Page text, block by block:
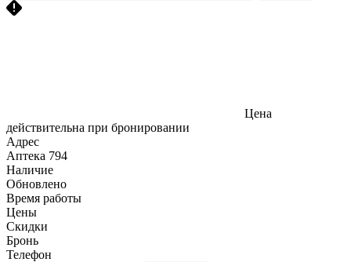
Цена
действительна при бронировании
Адрес
Аптека 794
Наличие
Обновлено
Время работы
Цены
Скидки
Бронь
Телефон